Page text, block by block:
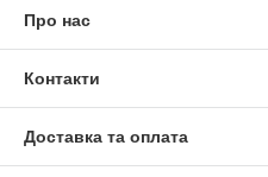
Про нас
Контакти
Доставка та оплата